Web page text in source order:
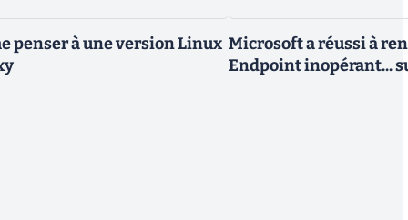
penser à une version Linux Microsoft a réussi à
Endpoint inopérant...